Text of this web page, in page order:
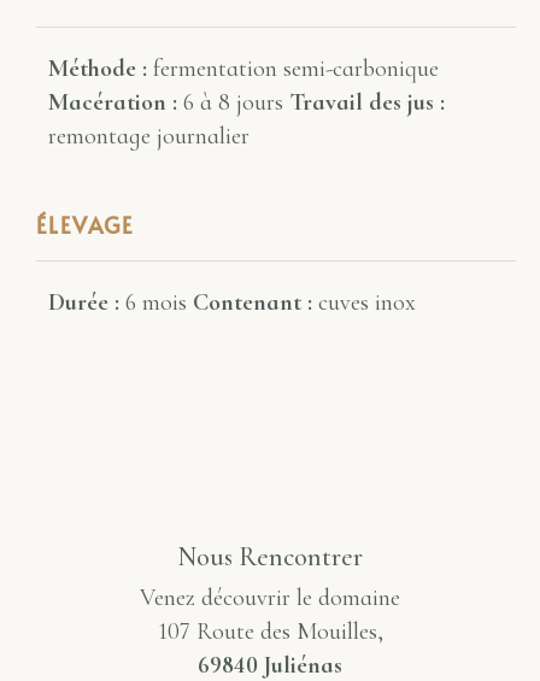
Méthode : fermentation semi-carbonique
Macération : 6 à 8 jours Travail des jus :
remontage journalier
ÉLEVAGE
Durée : 6 mois Contenant : cuves inox
Nous Rencontrer
Venez découvrir le domaine
107 Route des Mouilles,
69840 Juliénas